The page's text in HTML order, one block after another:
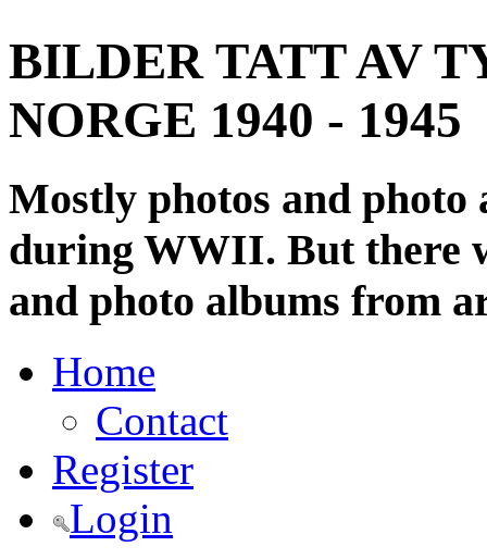
BILDER TATT AV
NORGE 1940 - 1945
Mostly photos and
during WWII. But there
and photo albums from
Home
Contact
Register
Login